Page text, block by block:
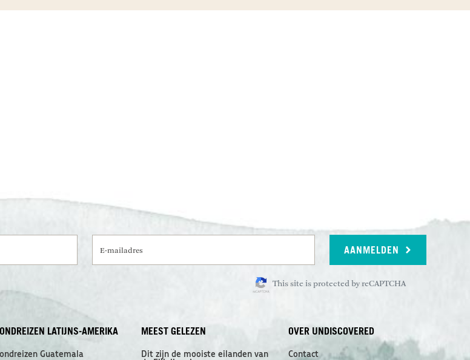
AANMELDEN
This site is protected by reCAPTCHA
LATIJNS-AMERIKA
Guatemala
MEEST GELEZEN
Dit zijn de mooiste eilanden van
OVER UNDISCOVERED
Contact